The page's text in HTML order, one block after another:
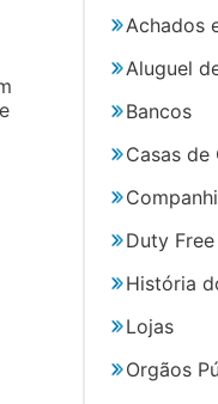
Achados
Aluguel
Bancos
Casas de
Duty
História
Lojas
Orgãos